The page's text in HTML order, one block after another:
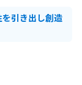
引き出し創造